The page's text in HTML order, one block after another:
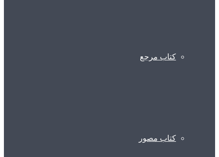
کتاب مرجع
کتاب مصور